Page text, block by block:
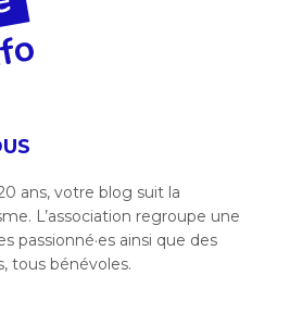
ans, votre blog suit la
L’association regroupe une
passionné·es ainsi que des
tous bénévoles.